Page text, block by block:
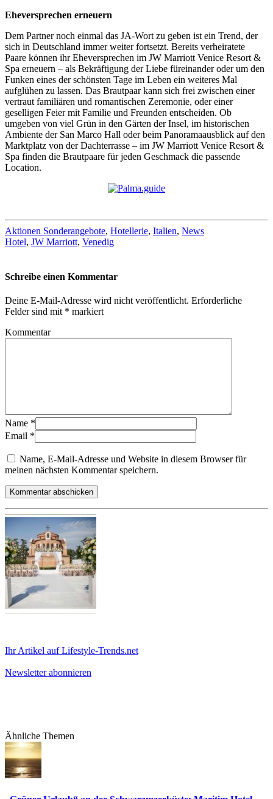
Eheversprechen erneuern
Dem Partner noch einmal das JA-Wort zu geben ist ein Trend, der
sich in Deutschland immer weiter fortsetzt. Bereits verheiratete
Paare können ihr Eheversprechen im JW Marriott Venice Resort &
Spa erneuern – als Bekräftigung der Liebe füreinander oder um den
Funken eines der schönsten Tage im Leben ein weiteres Mal
aufglühen zu lassen. Das Brautpaar kann sich frei zwischen einer
vertraut familiären und romantischen Zeremonie, oder einer
geselligen Feier mit Familie und Freunden entscheiden. Ob
umgeben von viel Grün in den Gärten der Insel, im historischen
Ambiente der San Marco Hall oder beim Panoramaausblick auf den
Marktplatz von der Dachterrasse – im JW Marriott Venice Resort &
Spa finden die Brautpaare für jeden Geschmack die passende
Location.
Aktionen Sonderangebote, Hotellerie, Italien, News
Hotel, JW Marriott, Venedig
Schreibe einen Kommentar
Deine E-Mail-Adresse wird nicht veröffentlicht. Erforderliche
Felder sind mit * markiert
Kommentar
Name *
Email *
Name, E-Mail-Adresse und Website in diesem Browser für
meinen nächsten Kommentar speichern.
Ihr Artikel auf Lifestyle-Trends.net
Newsletter abonnieren
Ähnliche Themen